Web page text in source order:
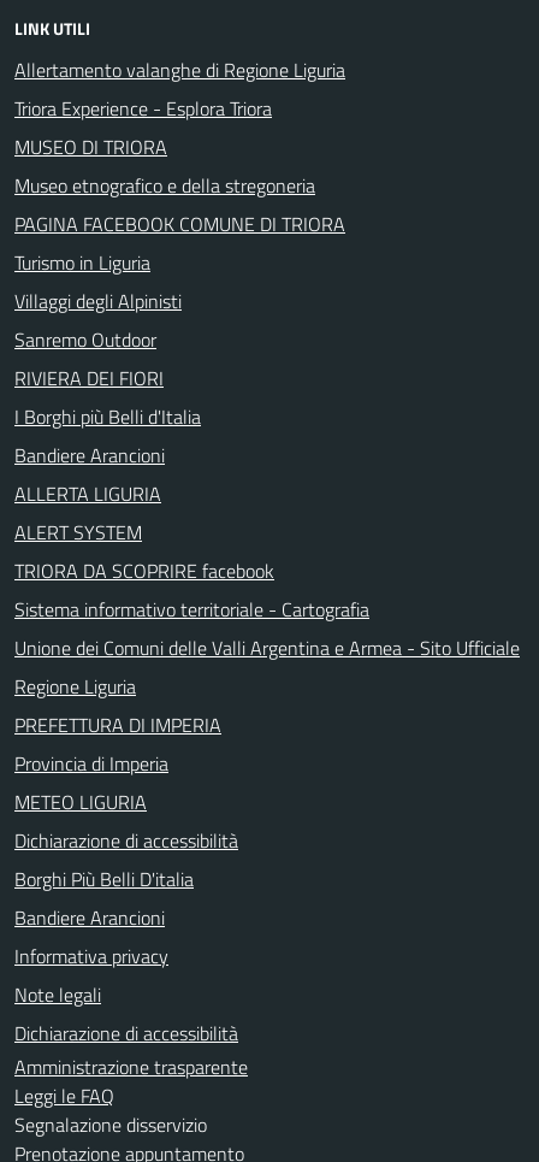
LINK UTILI
Allertamento valanghe di Regione Liguria
Triora Experience - Esplora Triora
MUSEO DI TRIORA
Museo etnografico e della stregoneria
PAGINA FACEBOOK COMUNE DI TRIORA
Turismo in Liguria
Villaggi degli Alpinisti
Sanremo Outdoor
RIVIERA DEI FIORI
I Borghi più Belli d'Italia
Bandiere Arancioni
ALLERTA LIGURIA
ALERT SYSTEM
TRIORA DA SCOPRIRE facebook
Sistema informativo territoriale - Cartografia
Unione dei Comuni delle Valli Argentina e Armea - Sito Ufficiale
Regione Liguria
PREFETTURA DI IMPERIA
Provincia di Imperia
METEO LIGURIA
Dichiarazione di accessibilità
Borghi Più Belli D'italia
Bandiere Arancioni
Informativa privacy
Note legali
Dichiarazione di accessibilità
Amministrazione trasparente
Leggi le FAQ
Segnalazione disservizio
Prenotazione appuntamento